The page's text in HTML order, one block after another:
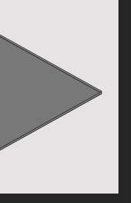
07:00 -
15:00
EPOST